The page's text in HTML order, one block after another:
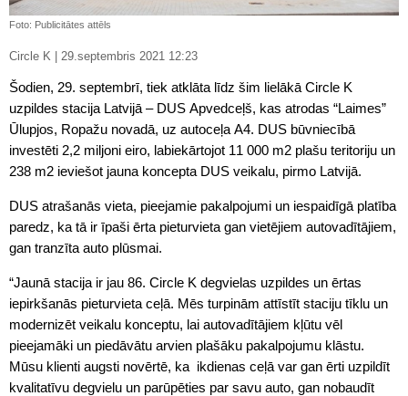
Foto: Publicitātes attēls
Circle K | 29.septembris 2021 12:23
Šodien, 29. septembrī, tiek atklāta līdz šim lielākā Circle K
uzpildes stacija Latvijā – DUS Apvedceļš, kas atrodas “Laimes”
Ūlupjos, Ropažu novadā, uz autoceļa A4. DUS būvniecībā
investēti 2,2 miljoni eiro, labiekārtojot 11 000 m2 plašu teritoriju un
238 m2 ieviešot jauna koncepta DUS veikalu, pirmo Latvijā.
DUS atrašanās vieta, pieejamie pakalpojumi un iespaidīgā platība
paredz, ka tā ir īpaši ērta pieturvieta gan vietējiem autovadītājiem,
gan tranzīta auto plūsmai.
“Jaunā stacija ir jau 86. Circle K degvielas uzpildes un ērtas
iepirkšanās pieturvieta ceļā. Mēs turpinām attīstīt staciju tīklu un
modernizēt veikalu konceptu, lai autovadītājiem kļūtu vēl
pieejamāki un piedāvātu arvien plašāku pakalpojumu klāstu.
Mūsu klienti augsti novērtē, ka ikdienas ceļā var gan ērti uzpildīt
kvalitatīvu degvielu un parūpēties par savu auto, gan nobaudīt